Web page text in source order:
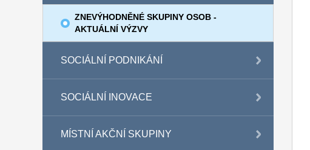
ZNEVÝHODNĚNÉ SKUPINY OSOB -
AKTUÁLNÍ VÝZVY
SOCIÁLNÍ PODNIKÁNÍ
SOCIÁLNÍ INOVACE
MÍSTNÍ AKČNÍ SKUPINY